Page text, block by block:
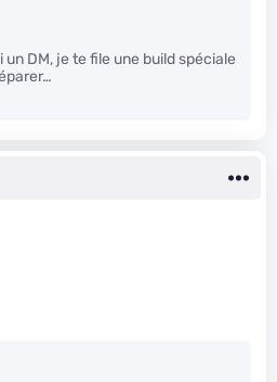
un DM, je te file une build spéciale